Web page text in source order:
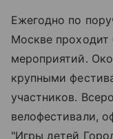
Ежегодно по
Москве проходит
мероприятий.
крупными
участников.
велофестивали,
"Игры детей